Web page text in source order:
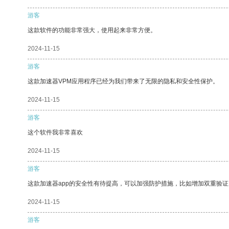
游客
这款软件的功能非常强大，使用起来非常方便。
2024-11-15
游客
这款加速器VPM应用程序已经为我们带来了无限的隐私和安全性保护。
2024-11-15
游客
这个软件我非常喜欢
2024-11-15
游客
这款加速器app的安全性有待提高，可以加强防护措施，比如增加双重验
2024-11-15
游客